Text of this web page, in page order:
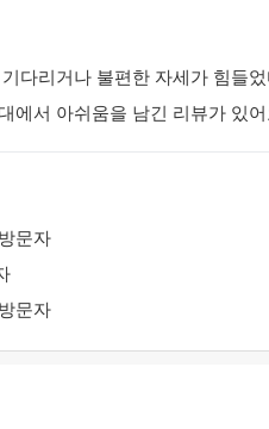
다리거나 불편한 자세가 힘들
에서 아쉬움을 남긴 리뷰가 있
문자
문자